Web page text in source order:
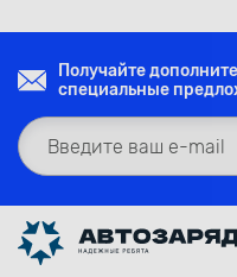
Получайте
специальные